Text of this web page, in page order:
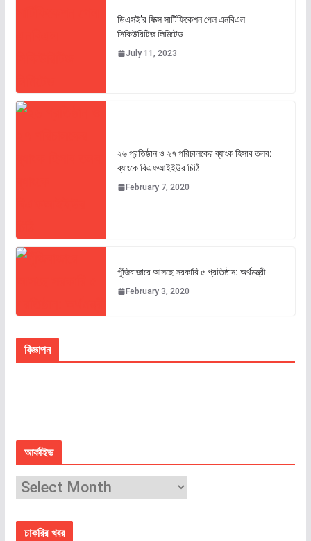
ডিএসই’র ফিক্স সার্টিফিকেশন পেল এনবিএল
সিকিউরিটিজ লিমিটেড
July 11, 2023
২৬ প্রতিষ্ঠান ও ২৭ পরিচালকের ব্যাংক হিসাব তলব:
ব্যাংকে বিএফআইইউর চিঠি
February 7, 2020
পুঁজিবাজারে আসছে সরকারি ৫ প্রতিষ্ঠান: অর্থমন্ত্রী
February 3, 2020
বিজ্ঞাপন
আর্কাইভ
চাকরির খবর